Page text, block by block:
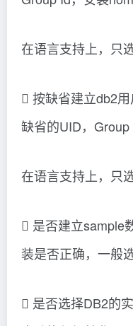
在语言支持上，只
 按缺省建立db2
缺省的UID，Group
在语言支持上，只
 是否建立sample
装是否正确，一般
 是否选择DB2的